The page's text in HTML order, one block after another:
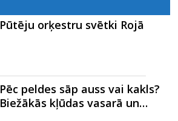
Pūtēju orķestru svētki Rojā
Pēc peldes sāp auss vai kakls?
Biežākās kļūdas vasarā un…